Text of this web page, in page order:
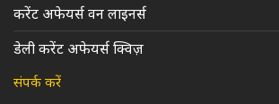
करेंट अफेयर्स वन लाइनर्स
डेली करेंट अफेयर्स क्विज़
संपर्क करें